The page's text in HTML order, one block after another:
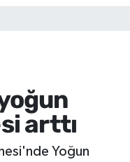
arttı
Yoğun